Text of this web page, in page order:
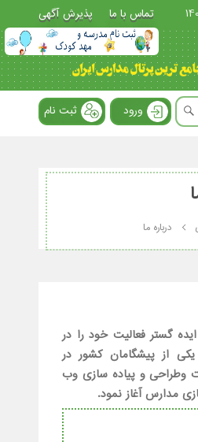
تماس با ما پذیرش آگهی
ورود ثبت نام
درباره ما
گستر فعالیت خود را در
بعنوان یکی از پیشگامان کشور در
وطراحی و پیاده سازی وب
مدارس آغاز نمود.